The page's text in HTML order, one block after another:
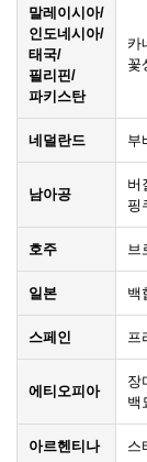
말레이시아/
인도네시아/
태국/
필리핀/
파키스탄
카
꽃
네덜란드 부
남아공
버
핑
호주 브
일본 백
스페인 프
에티오피아
장
백
아르헨티나 스